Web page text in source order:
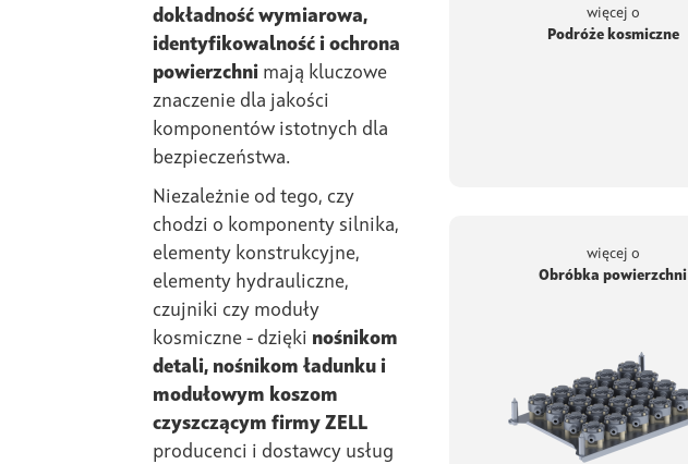
dokładność wymiarowa,
identyfikowalność i ochrona
powierzchni mają kluczowe
znaczenie dla jakości
komponentów istotnych dla
bezpieczeństwa.
Niezależnie od tego, czy
chodzi o komponenty silnika,
elementy konstrukcyjne,
elementy hydrauliczne,
czujniki czy moduły
kosmiczne - dzięki nośnikom
detali, nośnikom ładunku i
modułowym koszom
czyszczącym firmy ZELL
producenci i dostawcy usług
więcej o
Podróże kosmiczne
więcej o
Obróbka powierzchni